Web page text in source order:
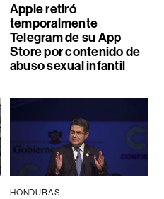
Apple retiró
temporalmente
Telegram de su App
Store por contenido de
abuso sexual infantil
HONDURAS